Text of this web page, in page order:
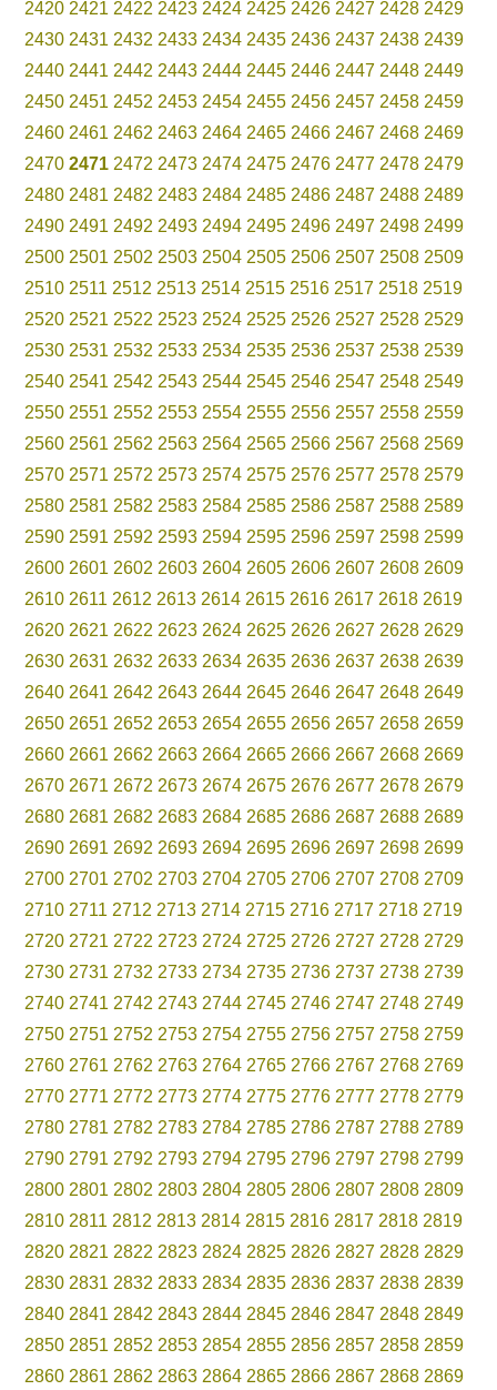
2420 2421 2422 2423 2424 2425 2426 2427 2428 2429
2430 2431 2432 2433 2434 2435 2436 2437 2438 2439
2440 2441 2442 2443 2444 2445 2446 2447 2448 2449
2450 2451 2452 2453 2454 2455 2456 2457 2458 2459
2460 2461 2462 2463 2464 2465 2466 2467 2468 2469
2470 2471 2472 2473 2474 2475 2476 2477 2478 2479
2480 2481 2482 2483 2484 2485 2486 2487 2488 2489
2490 2491 2492 2493 2494 2495 2496 2497 2498 2499
2500 2501 2502 2503 2504 2505 2506 2507 2508 2509
2510 2511 2512 2513 2514 2515 2516 2517 2518 2519
2520 2521 2522 2523 2524 2525 2526 2527 2528 2529
2530 2531 2532 2533 2534 2535 2536 2537 2538 2539
2540 2541 2542 2543 2544 2545 2546 2547 2548 2549
2550 2551 2552 2553 2554 2555 2556 2557 2558 2559
2560 2561 2562 2563 2564 2565 2566 2567 2568 2569
2570 2571 2572 2573 2574 2575 2576 2577 2578 2579
2580 2581 2582 2583 2584 2585 2586 2587 2588 2589
2590 2591 2592 2593 2594 2595 2596 2597 2598 2599
2600 2601 2602 2603 2604 2605 2606 2607 2608 2609
2610 2611 2612 2613 2614 2615 2616 2617 2618 2619
2620 2621 2622 2623 2624 2625 2626 2627 2628 2629
2630 2631 2632 2633 2634 2635 2636 2637 2638 2639
2640 2641 2642 2643 2644 2645 2646 2647 2648 2649
2650 2651 2652 2653 2654 2655 2656 2657 2658 2659
2660 2661 2662 2663 2664 2665 2666 2667 2668 2669
2670 2671 2672 2673 2674 2675 2676 2677 2678 2679
2680 2681 2682 2683 2684 2685 2686 2687 2688 2689
2690 2691 2692 2693 2694 2695 2696 2697 2698 2699
2700 2701 2702 2703 2704 2705 2706 2707 2708 2709
2710 2711 2712 2713 2714 2715 2716 2717 2718 2719
2720 2721 2722 2723 2724 2725 2726 2727 2728 2729
2730 2731 2732 2733 2734 2735 2736 2737 2738 2739
2740 2741 2742 2743 2744 2745 2746 2747 2748 2749
2750 2751 2752 2753 2754 2755 2756 2757 2758 2759
2760 2761 2762 2763 2764 2765 2766 2767 2768 2769
2770 2771 2772 2773 2774 2775 2776 2777 2778 2779
2780 2781 2782 2783 2784 2785 2786 2787 2788 2789
2790 2791 2792 2793 2794 2795 2796 2797 2798 2799
2800 2801 2802 2803 2804 2805 2806 2807 2808 2809
2810 2811 2812 2813 2814 2815 2816 2817 2818 2819
2820 2821 2822 2823 2824 2825 2826 2827 2828 2829
2830 2831 2832 2833 2834 2835 2836 2837 2838 2839
2840 2841 2842 2843 2844 2845 2846 2847 2848 2849
2850 2851 2852 2853 2854 2855 2856 2857 2858 2859
2860 2861 2862 2863 2864 2865 2866 2867 2868 2869